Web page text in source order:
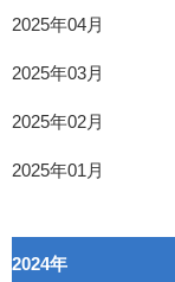
2025年04月
2025年03月
2025年02月
2025年01月
2024年